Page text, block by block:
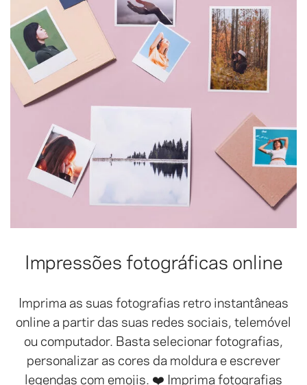
Impressões fotográficas online
Imprima as suas fotografias retro instantâneas
online a partir das suas redes sociais, telemóvel
ou computador. Basta selecionar fotografias,
personalizar as cores da moldura e escrever
legendas com emojis. ❤️ Imprima fotografias